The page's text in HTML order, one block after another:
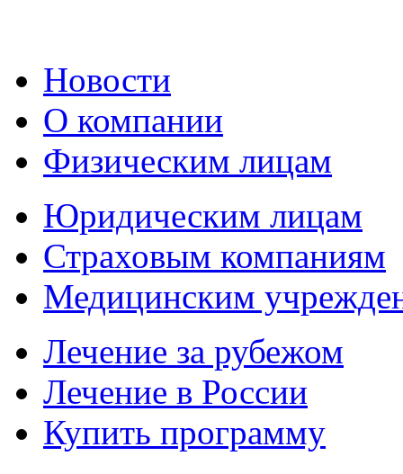
Новости
О компании
Физическим лицам
Юридическим лицам
Страховым компаниям
Медицинским
Лечение за рубежом
Лечение в России
Купить программу